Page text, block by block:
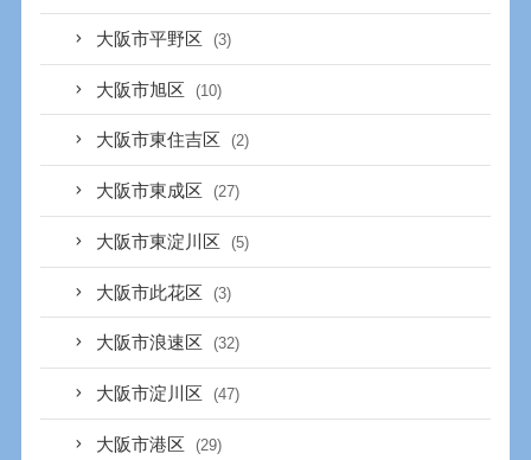
大阪市平野区 (3)
大阪市旭区 (10)
大阪市東住吉区 (2)
大阪市東成区 (27)
大阪市東淀川区 (5)
大阪市此花区 (3)
大阪市浪速区 (32)
大阪市淀川区 (47)
大阪市港区 (29)